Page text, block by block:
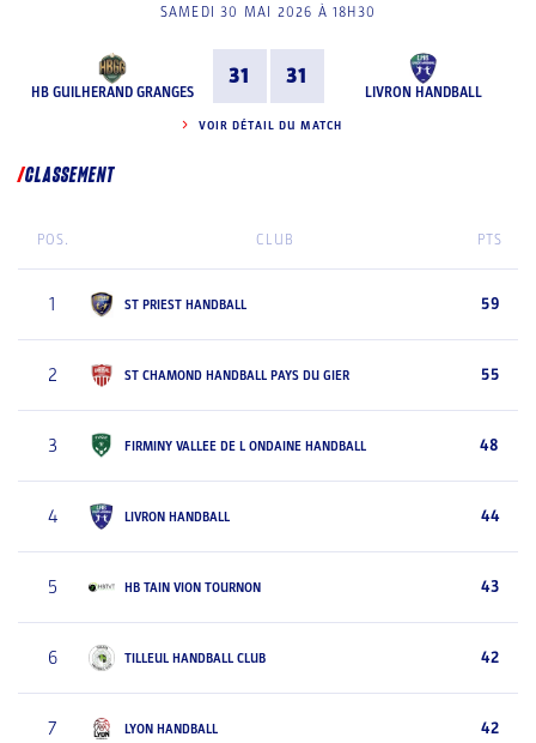
SAMEDI 30 MAI 2026 À 18H30
HB GUILHERAND GRANGES
31 31
LIVRON HANDBALL
VOIR DÉTAIL DU MATCH
CLASSEMENT
POS. CLUB PTS
1 ST PRIEST HANDBALL 59
2 ST CHAMOND HANDBALL PAYS DU GIER 55
3 FIRMINY VALLEE DE L ONDAINE HANDBALL 48
4 LIVRON HANDBALL 44
5 HB TAIN VION TOURNON 43
6 TILLEUL HANDBALL CLUB 42
7 LYON HANDBALL 42